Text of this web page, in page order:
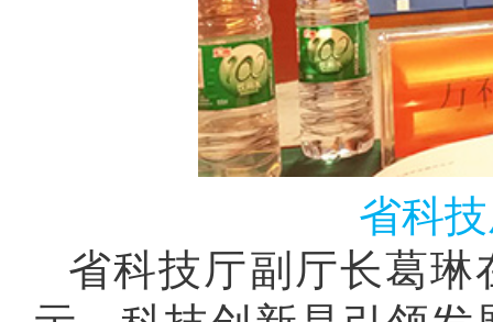
省科
省科技厅副厅长葛